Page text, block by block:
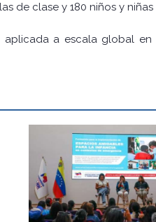
de clase y 180 niños y
a escala global